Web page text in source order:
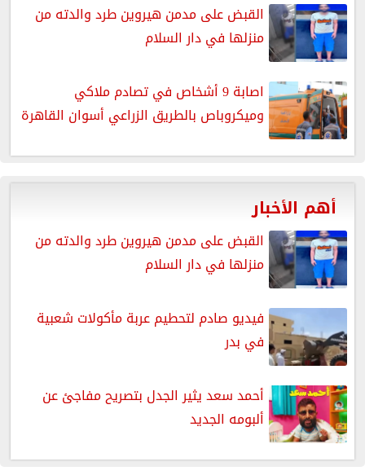
القبض على مدمن هيروين طرد والدته من
منزلها في دار السلام
اصابة 9 أشخاص في تصادم ملاكي
وميكروباص بالطريق الزراعي أسوان القاهرة
أهم الأخبار
القبض على مدمن هيروين طرد والدته من
منزلها في دار السلام
فيديو صادم لتحطيم عربة مأكولات شعبية
في بدر
أحمد سعد يثير الجدل بتصريح مفاجئ عن
ألبومه الجديد